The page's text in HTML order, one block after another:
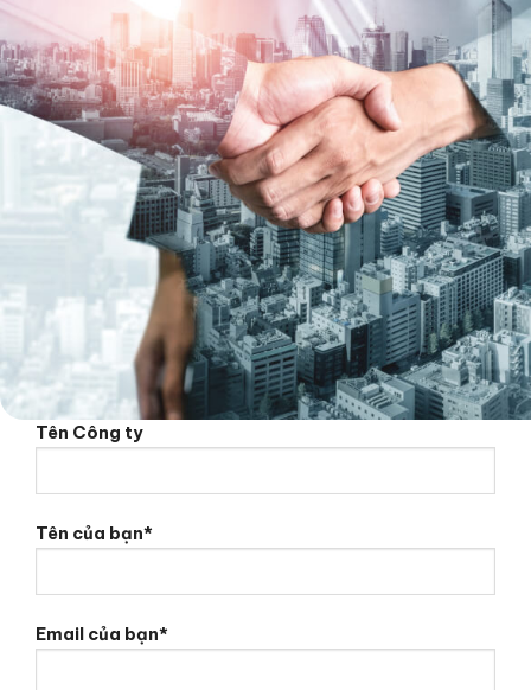
Tên Công ty
Tên của bạn*
Email của bạn*